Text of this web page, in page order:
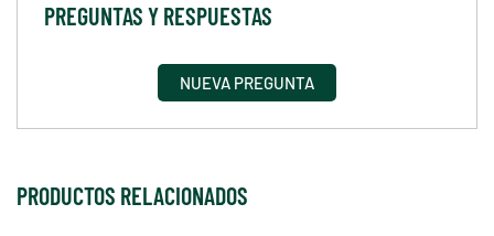
PREGUNTAS Y RESPUESTAS
NUEVA PREGUNTA
PRODUCTOS RELACIONADOS